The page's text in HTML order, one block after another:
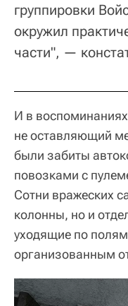
группировки
окружил
части", —
И в
не оставляющий
были забиты
повозками с
Сотни вражеских
колонны, но и
уходящие по
организованным